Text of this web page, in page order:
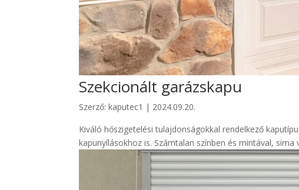
Szekcionált garázskapu
Szerző:kaputec1 | 2024.09.20.
Kiváló hőszigetelési tulajdonságokkal rendelkező
kapunyílásokhoz is. Számtalan színben és mintával,